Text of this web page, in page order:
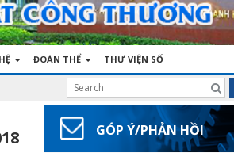
ĐOÀN THỂ THƯ VIỆN SỐ
GÓP Ý/PHẢN HỒI